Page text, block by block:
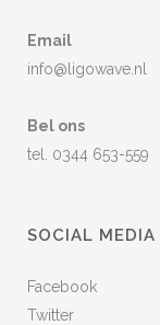
Email
info@ligowave.nl
Bel ons
tel. 0344 653-559
SOCIAL MEDIA
Facebook
Twitter